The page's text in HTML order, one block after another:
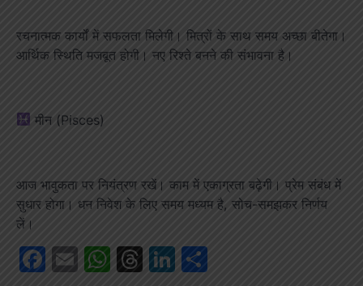
रचनात्मक कार्यों में सफलता मिलेगी। मित्रों के साथ समय अच्छा बीतेगा।
आर्थिक स्थिति मजबूत होगी। नए रिश्ते बनने की संभावना है।
मीन (Pisces)
आज भावुकता पर नियंत्रण रखें। काम में एकाग्रता बढ़ेगी। प्रेम संबंध में
सुधार होगा। धन निवेश के लिए समय मध्यम है, सोच-समझकर निर्णय
लें।
Facebook
EmailWhatsApp
Threads
LinkedIn